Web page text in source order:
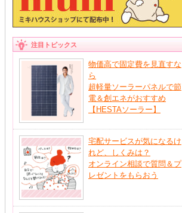
注目トピックス
物価高で固定費を見直すな
ら
超軽量ソーラーパネルで節
電＆創エネがおすすめ
【HESTAソーラー】
宅配サービスが気になるけ
れど、しくみは？
オンライン相談で質問＆プ
レゼントをもらおう